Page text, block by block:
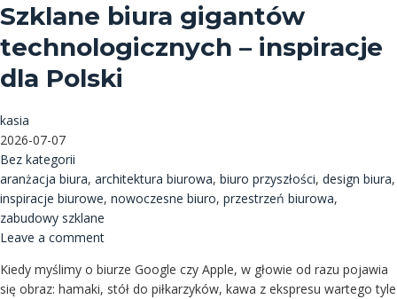
Szklane biura gigantów
technologicznych – inspiracje
dla Polski
kasia
2026-07-07
Bez kategorii
aranżacja biura, architektura biurowa, biuro przyszłości, design biura,
inspiracje biurowe, nowoczesne biuro, przestrzeń biurowa,
zabudowy szklane
Leave a comment
Kiedy myślimy o biurze Google czy Apple, w głowie od razu pojawia
się obraz: hamaki, stół do piłkarzyków, kawa z ekspresu wartego tyle